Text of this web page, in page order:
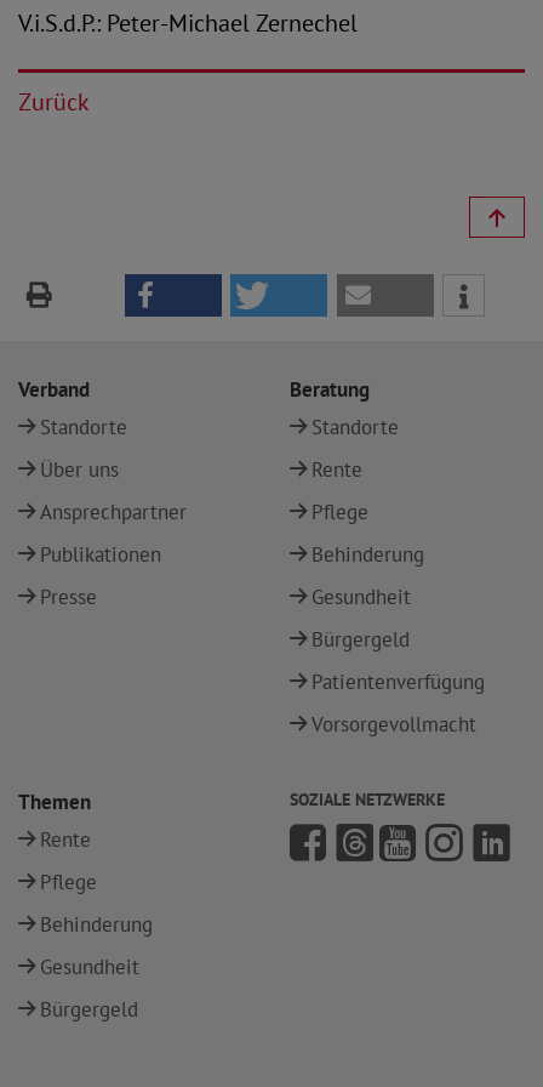
V.i.S.d.P.: Peter-Michael Zernechel
Zurück
Verband
Standorte
Über uns
Ansprechpartner
Publikationen
Presse
Beratung
Standorte
Rente
Pflege
Behinderung
Gesundheit
Bürgergeld
Patientenverfügung
Vorsorgevollmacht
Themen
Rente
Pflege
Behinderung
Gesundheit
Bürgergeld
SOZIALE NETZWERKE